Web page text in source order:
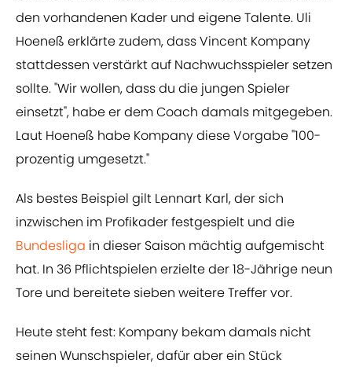
den vorhandenen Kader und eigene Talente. Uli
Hoeneß erklärte zudem, dass Vincent Kompany
stattdessen verstärkt auf Nachwuchsspieler setzen
sollte. "Wir wollen, dass du die jungen Spieler
einsetzt", habe er dem Coach damals mitgegeben.
Laut Hoeneß habe Kompany diese Vorgabe "100-
prozentig umgesetzt."
Als bestes Beispiel gilt Lennart Karl, der sich
inzwischen im Profikader festgespielt und die
Bundesliga in dieser Saison mächtig aufgemischt
hat. In 36 Pflichtspielen erzielte der 18-Jährige neun
Tore und bereitete sieben weitere Treffer vor.
Heute steht fest: Kompany bekam damals nicht
seinen Wunschspieler, dafür aber ein Stück